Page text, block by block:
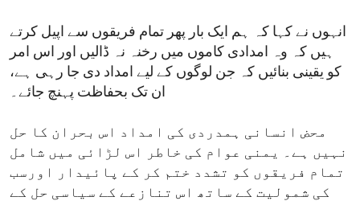
انہوں نے کہا کہ ہم ایک بار پھر تمام فریقوں سے اپیل کرتے
ہیں کہ وہ امدادی کاموں میں رخنہ نہ ڈالیں اور اس امر
کو یقینی بنائیں کہ جن لوگوں کے لیے امداد دی جا رہی ہے،
ان تک بحفاظت پہنچ جائے۔
محض انسانی ہمدردی کی امداد اس بحران کا حل
نہیں ہے۔ یمنی عوام کی خاطر اس لڑائی میں شامل
تمام فریقوں کو تشدد ختم کر کے پائیدار اورسب
کی شمولیت کے ساتھ اس تنازعے کے سیاسی حل کے